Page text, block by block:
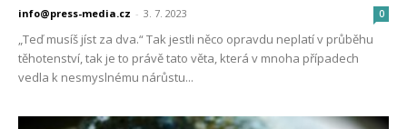
info@press-media.cz - 3. 7. 2023 0
„Teď musíš jíst za dva.“ Tak jestli něco opravdu neplatí v průběhu
těhotenství, tak je to právě tato věta, která v mnoha případech
vedla k nesmyslnému nárůstu...